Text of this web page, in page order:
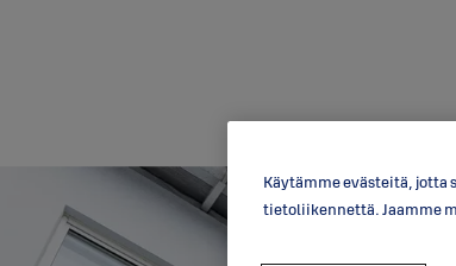
Käytämme evästeitä, jotta
tietoliikennettä. Jaamme